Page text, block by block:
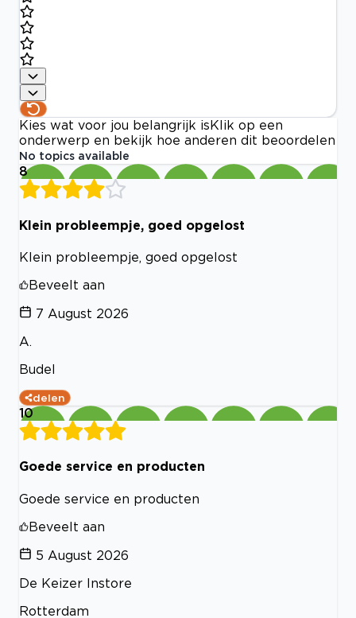
Kies wat voor jou belangrijk is Klik op een
onderwerp en bekijk hoe anderen dit beoordelen
No topics available
8
Klein probleempje, goed opgelost
Klein probleempje, goed opgelost
Beveelt aan
7 August 2026
A.
Budel
delen
10
Goede service en producten
Goede service en producten
Beveelt aan
5 August 2026
De Keizer Instore
Rotterdam